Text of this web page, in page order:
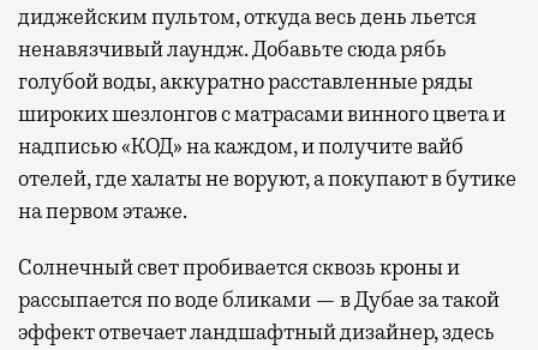
диджейским пультом, откуда весь день льется
ненавязчивый лаундж. Добавьте сюда рябь
голубой воды, аккуратно расставленные ряды
широких шезлонгов с матрасами винного цвета и
надписью «КОД» на каждом, и получите вайб
отелей, где халаты не воруют, а покупают в бутике
на первом этаже.
Солнечный свет пробивается сквозь кроны и
рассыпается по воде бликами — в Дубае за такой
эффект отвечает ландшафтный дизайнер, здесь